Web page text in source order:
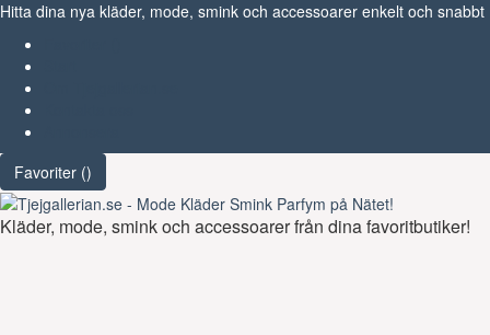
Hitta dina nya kläder, mode, smink och accessoarer enkelt och snabbt
Favoriter ()
Kläder, mode, smink och accessoarer från dina favoritbutiker!